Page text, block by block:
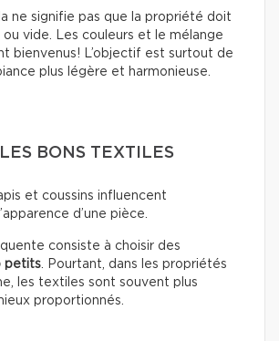
ne signifie pas que la propriété doit
vide. Les couleurs et le mélange
bienvenus! L’objectif est surtout de
plus légère et harmonieuse.
BONS TEXTILES
et coussins influencent
d’une pièce.
consiste à choisir des
petits. Pourtant, dans les propriétés
les textiles sont souvent plus
proportionnés.